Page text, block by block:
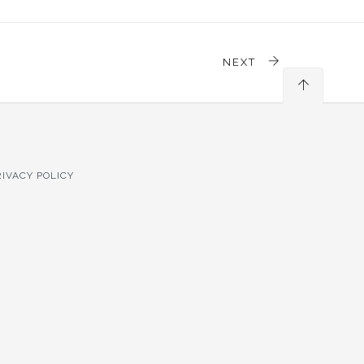
NEXT
POLICY